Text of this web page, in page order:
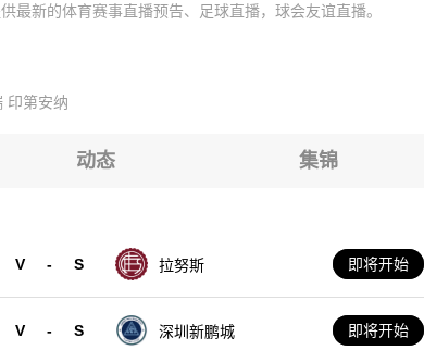
新的体育赛事直播预告、足球直播，球会友谊直播。
印第安纳
动态 集锦
V - S 拉努斯 即将开始
V - S 深圳新鹏城 即将开始